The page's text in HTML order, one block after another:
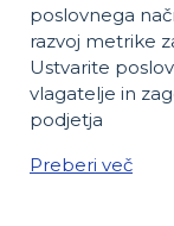
poslovnega
razvoj metrike
Ustvarite
vlagatelje in
podjetja
Preberi več